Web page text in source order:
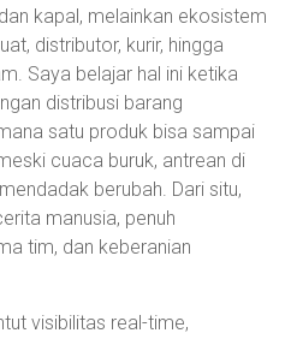
kapal, melainkan ekosistem
distributor, kurir, hingga
Saya belajar hal ini ketika
distribusi barang
satu produk bisa sampai
cuaca buruk, antrean di
berubah. Dari situ,
manusia, penuh
tim, dan keberanian
visibilitas real-time,